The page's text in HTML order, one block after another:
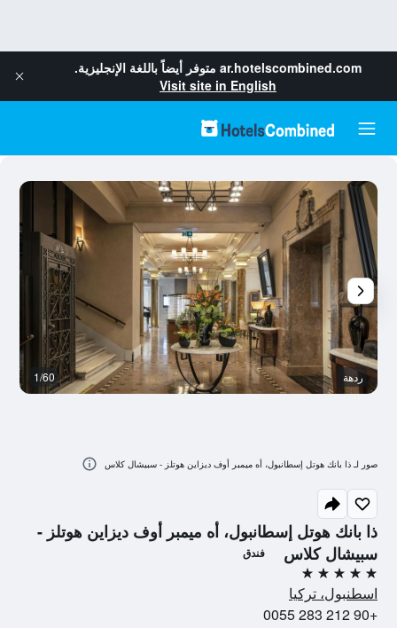
ar.hotelscombined.com متوفر أيضاً باللغة الإنجليزية.
Visit site in English
ذا بانك هوتل إسطانبول، أه ميمبر أوف ديزاين هوتلز -
سبيشال كلاس
فندق
5 نجوم
اسطنبول، تركيا
+90 212 283 0055
ردهة 1/60
صور لـ ذا بانك هوتل إسطانبول، أه ميمبر أوف ديزاين هوتلز - سبيشال كلاس